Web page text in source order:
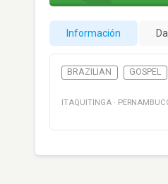
Información
BRAZILIAN GOSPEL
ITAQUITINGA ·